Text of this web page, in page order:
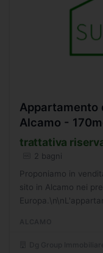
Appartamento
Alcamo -
trattativa
2 bagni
Proponiamo in
sito in Alcamo nei